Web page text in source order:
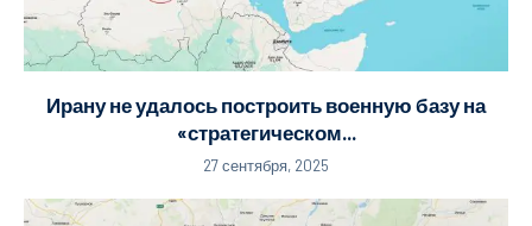
Ирану не удалось построить военную базу на
«стратегическом...
27 сентября, 2025